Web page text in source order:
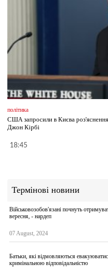
політика
США запросили в Києва роз'яснення
Джон Кірбі
18:45
Термінові новини
Військовозобов'язані почнуть
вересня, - нардеп
07 August, 2024
Батьки, які відмовляються
кримінальною відповідальністю